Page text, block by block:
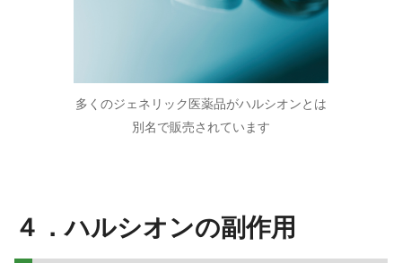
多くのジェネリック医薬品がハルシオンとは
別名で販売されています
４．ハルシオンの副作用